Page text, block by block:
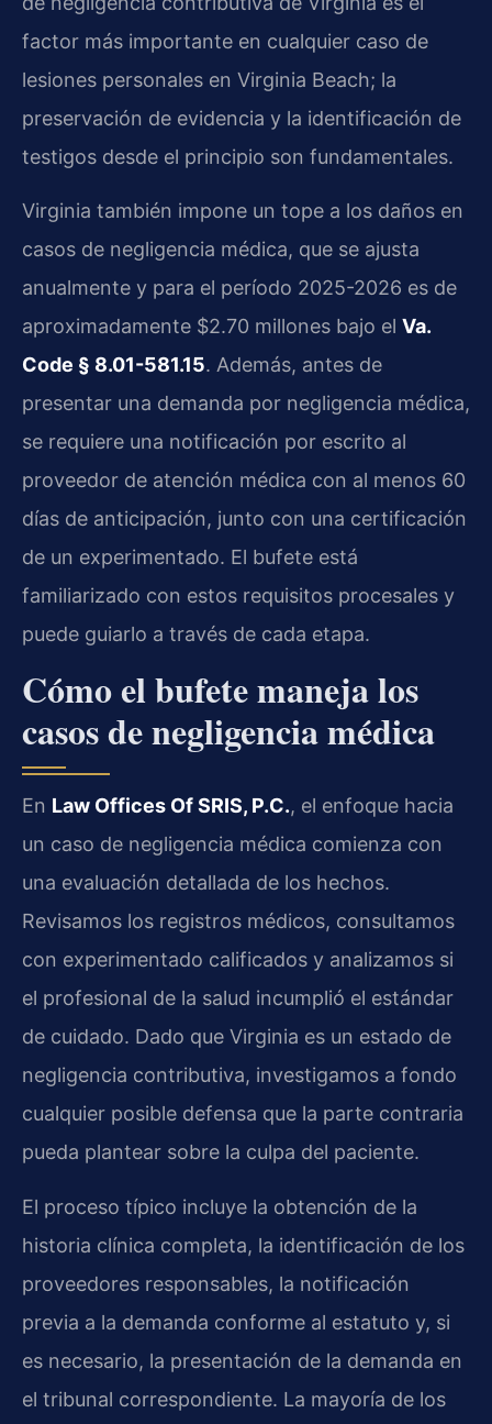
factor más importante en cualquier caso de
lesiones personales en Virginia Beach; la
preservación de evidencia y la identificación de
testigos desde el principio son fundamentales.
Virginia también impone un tope a los daños en
casos de negligencia médica, que se ajusta
anualmente y para el período 2025-2026 es de
aproximadamente $2.70 millones bajo el Va.
Code § 8.01-581.15. Además, antes de
presentar una demanda por negligencia médica,
se requiere una notificación por escrito al
proveedor de atención médica con al menos 60
días de anticipación, junto con una certificación
de un experimentado. El bufete está
familiarizado con estos requisitos procesales y
puede guiarlo a través de cada etapa.
Cómo el bufete maneja los
casos de negligencia médica
En Law Offices Of SRIS, P.C., el enfoque hacia
un caso de negligencia médica comienza con
una evaluación detallada de los hechos.
Revisamos los registros médicos, consultamos
con experimentado calificados y analizamos si
el profesional de la salud incumplió el estándar
de cuidado. Dado que Virginia es un estado de
negligencia contributiva, investigamos a fondo
cualquier posible defensa que la parte contraria
pueda plantear sobre la culpa del paciente.
El proceso típico incluye la obtención de la
historia clínica completa, la identificación de los
proveedores responsables, la notificación
previa a la demanda conforme al estatuto y, si
es necesario, la presentación de la demanda en
el tribunal correspondiente. La mayoría de los